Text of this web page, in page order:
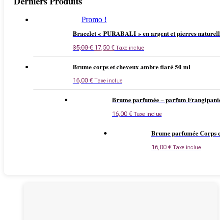
Promo !
Bracelet « PURABALI » en argent et pierres
35,00€ Le
était :
17,50 €Le
est :
Taxe inclue
Brume corps et cheveux ambre tiaré 50 ml
16,00 € Taxe inclue
Brume parfumée – parfum
16,00 € Taxe inclue
Brume parfumée Corps
16,00 € Taxe inclue